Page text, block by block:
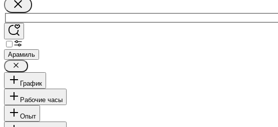
Арамиль
График
Рабочие часы
Опыт